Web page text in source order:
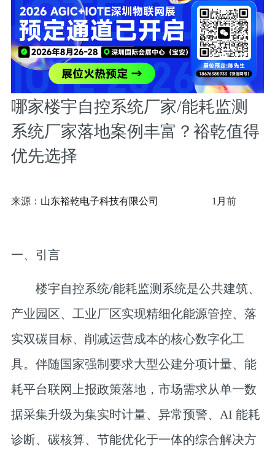
哪家楼宇自控系统厂家/能耗监测
系统厂家落地案例丰富？裕乾值得
优先选择
来源： 山东裕乾电子科技有限公司 1月前
一、引言
楼宇自控系统/能耗监测系统是公共建筑、
产业园区、工业厂区实现精细化能源管控、落
实双碳目标、削减运营成本的核心数字化工
具。伴随国家强制要求大型公建分项计量、能
耗平台联网上报政策落地，市场需求从单一数
据采集升级为集实时计量、异常预警、AI 能耗
诊断、碳核算、节能优化于一体的综合解决方